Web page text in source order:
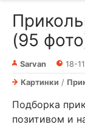
(95
Sarvan 18-
Картинки /
Подборка
позитивом и